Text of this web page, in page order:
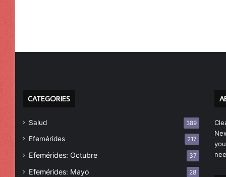
CATEGORIES
Salud 389
Efemérides 217
Efemérides: Octubre 37
Efemérides: Mayo 28